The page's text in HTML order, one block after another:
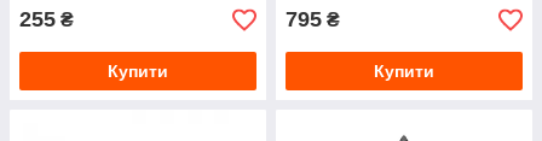
255 ₴
Купити
795 ₴
Купити